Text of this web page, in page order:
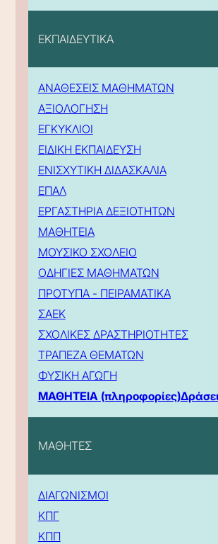
ΕΚΠΑΙΔΕΥΤΙΚΑ
ΑΝΑΘΕΣΕΙΣ ΜΑΘΗΜΑΤΩΝ
ΑΞΙΟΛΟΓΗΣΗ
ΕΓΚΥΚΛΙΟΙ
ΕΙΔΙΚΗ ΕΚΠΑΙΔΕΥΣΗ
ΕΝΙΣΧΥΤΙΚΗ ΔΙΔΑΣΚΑΛΙΑ
ΕΠΑΛ
ΕΡΓΑΣΤΗΡΙΑ ΔΕΞΙΟΤΗΤΩΝ
ΜΑΘΗΤΕΙΑ
ΜΟΥΣΙΚΟ ΣΧΟΛΕΙΟ
ΟΔΗΓΙΕΣ ΜΑΘΗΜΑΤΩΝ
ΠΡΟΤΥΠΑ - ΠΕΙΡΑΜΑΤΙΚΑ
ΣΑΕΚ
ΣΧΟΛΙΚΕΣ ΔΡΑΣΤΗΡΙΟΤΗΤΕΣ
ΤΡΑΠΕΖΑ ΘΕΜΑΤΩΝ
ΦΥΣΙΚΗ ΑΓΩΓΗ
ΜΑΘΗΤΕΙΑ (πληροφορίες)
ΜΑΘΗΤΕΣ
ΔΙΑΓΩΝΙΣΜΟΙ
ΚΠΓ
ΚΠΠ